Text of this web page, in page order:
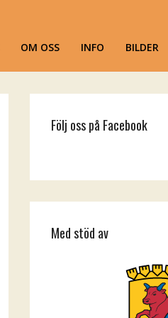
OM OSS INFO BILDER
Följ oss på Facebook
Med stöd av